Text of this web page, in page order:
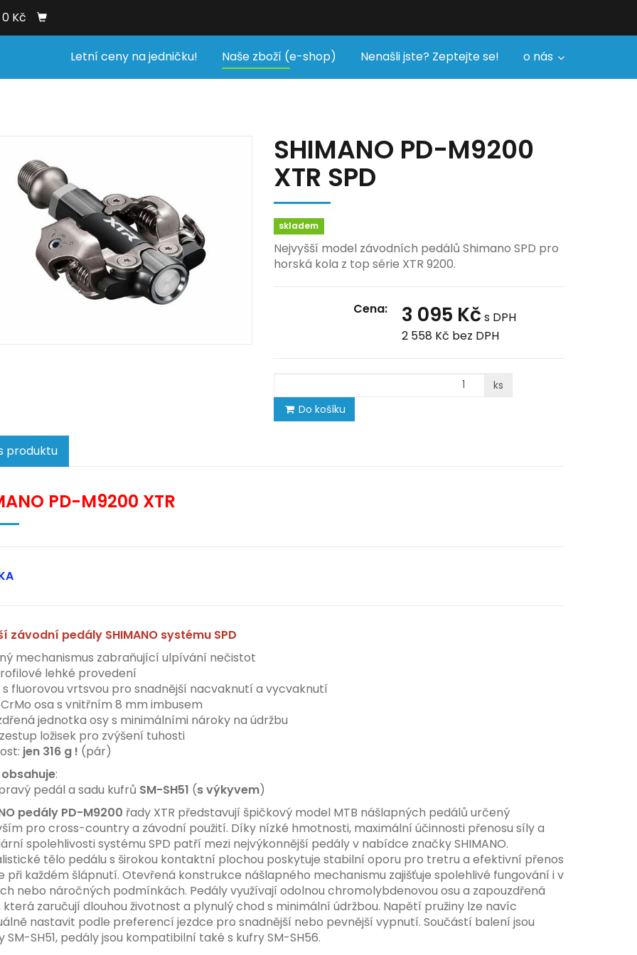
0 Kč
Letní ceny na jedničku! Naše zboží (e-shop) Nenašli jste? Zeptejte se! o nás
SHIMANO PD-M9200
XTR SPD
skladem
Nejvyšší model závodních pedálů Shimano SPD pro
horská kola z top série XTR 9200.
Cena: 3 095 Kč s DPH
2 558 Kč bez DPH
ks
Do košíku
produktu
PD-M9200 XTR
závodní pedály SHIMANO systému SPD
mechanismus zabraňující ulpívání nečistot
lehké provedení
s fluorovou vrtsvou pro snadnější nacvaknutí a vycvaknutí
osa s vnitřním 8 mm imbusem
jednotka osy s minimálními nároky na údržbu
ložisek pro zvýšení tuhosti
jen 316 g ! (pár)
:
pedál a sadu kufrů SM-SH51 (s výkyvem)
pedály PD-M9200 řady XTR představují špičkový model MTB nášlapných pedálů určený
pro cross-country a závodní použití. Díky nízké hmotnosti, maximální účinnosti přenosu síly a
spolehlivosti systému SPD patří mezi nejvýkonnější pedály v nabídce značky SHIMANO.
tělo pedálu s širokou kontaktní plochou poskytuje stabilní oporu pro tretru a efektivní přenos
při každém šlápnutí. Otevřená konstrukce nášlapného mechanismu zajišťuje spolehlivé fungování i v
nebo náročných podmínkách. Pedály využívají odolnou chromolybdenovou osu a zapouzdřená
která zaručují dlouhou životnost a plynulý chod s minimální údržbou. Napětí pružiny lze navíc
nastavit podle preferencí jezdce pro snadnější nebo pevnější vypnutí. Součástí balení jsou
SM-SH51, pedály jsou kompatibilní také s kufry SM-SH56.